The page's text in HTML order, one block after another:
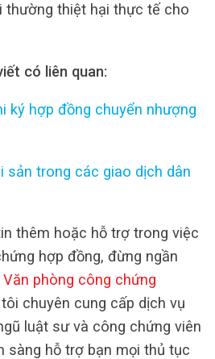
thường thiệt hại thực tế cho
có liên quan:
ký hợp đồng chuyển nhượng
sản trong các giao dịch dân
thêm hoặc hỗ trợ trong việc
hợp đồng, đừng ngần
Văn phòng công chứng
tôi chuyên cung cấp dịch vụ
luật sư và công chứng viên
sàng hỗ trợ bạn mọi thủ tục